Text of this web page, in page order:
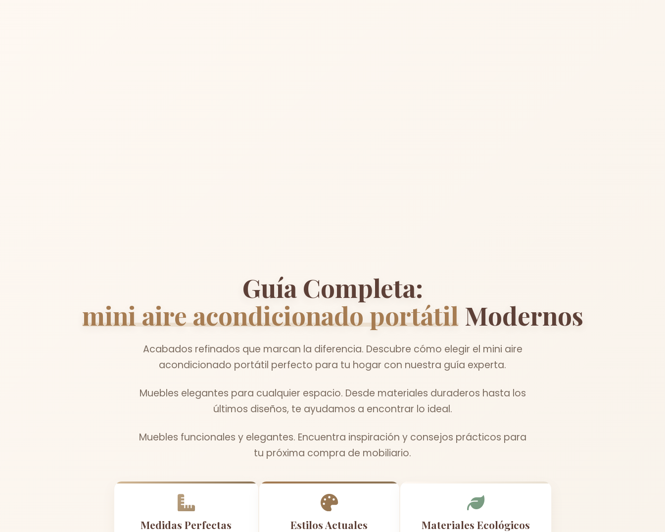
Guía Completa:
mini aire acondicionado portátilModernos
Acabados refinados que marcan la diferencia. Descubre cómo elegir el mini aire
acondicionado portátil perfecto para tu hogar con nuestra guía experta.
Muebles elegantes para cualquier espacio. Desde materiales duraderos hasta los
últimos diseños, te ayudamos a encontrar lo ideal.
Muebles funcionales y elegantes. Encuentra inspiración y consejos prácticos para
tu próxima compra de mobiliario.
Medidas Perfectas Estilos Actuales Materiales Ecológicos